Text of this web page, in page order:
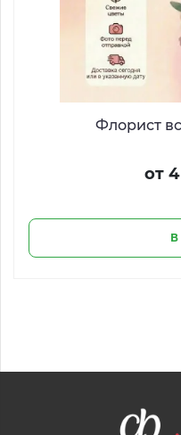
Флорист
от
В